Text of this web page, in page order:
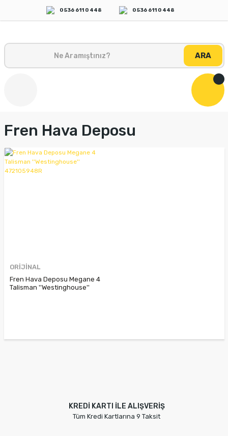
0 536 611 0 448 0 536 611 0 448
ARA
Fren Hava Deposu
ORİJİNAL
Fren Hava Deposu Megane 4
Talisman ''Westinghouse''
KREDİ KARTI İLE ALIŞVERİŞ
Tüm Kredi Kartlarına 9 Taksit